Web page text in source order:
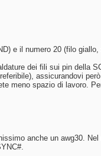
e il numero 20 (filo
dei fili sui pin della
assicurandovi
meno spazio di lavoro.
anche un awg30.